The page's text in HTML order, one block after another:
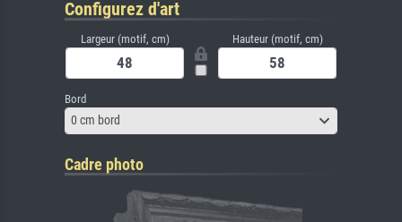
Configurez d'art
Largeur (motif, cm) Hauteur (motif, cm)
Bord
0 cm bord
Cadre photo